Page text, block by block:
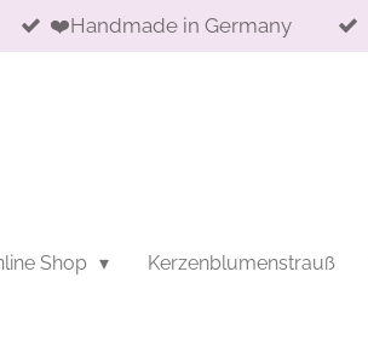
❤️Handmade in Germany
Shop Kerzenblumenstrauß